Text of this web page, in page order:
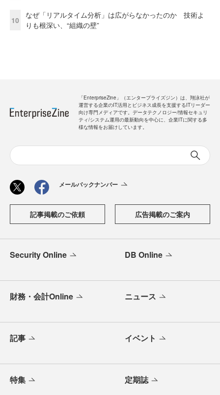
10
なぜ「リアルタイム分析」は広がらなかったのか 技術よ
りも根深い、“組織の壁”
「EnterpriseZine」（エンタープライズジン）は、翔泳社が
運営する企業のIT活用とビジネス成長を支援するITリーダー
向け専門メディアです。データテクノロジー/情報セキュリ
ティ/システム運用の最新動向を中心に、企業ITに関する多
様な情報をお届けしています。
メールバックナンバー
記事掲載のご依頼 広告掲載のご案内
Security Online DB Online
財務・会計Online ニュース
記事 イベント
特集 定期誌